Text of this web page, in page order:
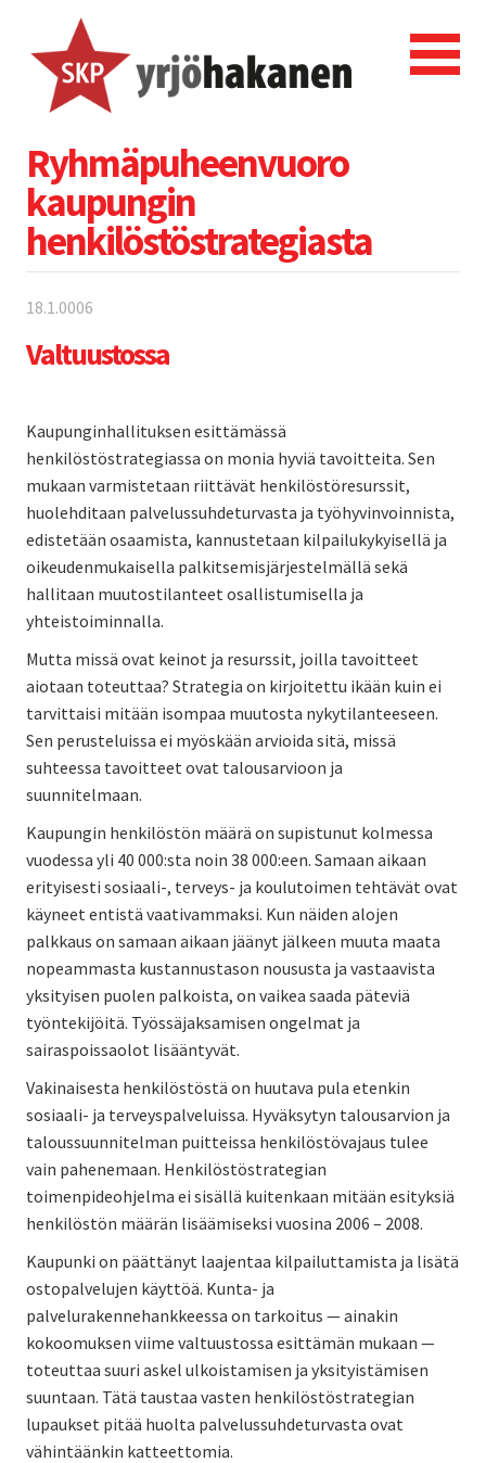
Ryhmäpuheenvuoro
kaupungin
henkilöstöstrategiasta
18.1.0006
Valtuustossa
Kaupunginhallituksen esittämässä
henkilöstöstrategiassa on monia hyviä tavoitteita. Sen
mukaan varmistetaan riittävät henkilöstöresurssit,
huolehditaan palvelussuhdeturvasta ja työhyvinvoinnista,
edistetään osaamista, kannustetaan kilpailukykyisellä ja
oikeudenmukaisella palkitsemisjärjestelmällä sekä
hallitaan muutostilanteet osallistumisella ja
yhteistoiminnalla.
Mutta missä ovat keinot ja resurssit, joilla tavoitteet
aiotaan toteuttaa? Strategia on kirjoitettu ikään kuin ei
tarvittaisi mitään isompaa muutosta nykytilanteeseen.
Sen perusteluissa ei myöskään arvioida sitä, missä
suhteessa tavoitteet ovat talousarvioon ja
suunnitelmaan.
Kaupungin henkilöstön määrä on supistunut kolmessa
vuodessa yli 40 000:sta noin 38 000:een. Samaan aikaan
erityisesti sosiaali-, terveys- ja koulutoimen tehtävät ovat
käyneet entistä vaativammaksi. Kun näiden alojen
palkkaus on samaan aikaan jäänyt jälkeen muuta maata
nopeammasta kustannustason noususta ja vastaavista
yksityisen puolen palkoista, on vaikea saada päteviä
työntekijöitä. Työssäjaksamisen ongelmat ja
sairaspoissaolot lisääntyvät.
Vakinaisesta henkilöstöstä on huutava pula etenkin
sosiaali- ja terveyspalveluissa. Hyväksytyn talousarvion ja
taloussuunnitelman puitteissa henkilöstövajaus tulee
vain pahenemaan. Henkilöstöstrategian
toimenpideohjelma ei sisällä kuitenkaan mitään esityksiä
henkilöstön määrän lisäämiseksi vuosina 2006 – 2008.
Kaupunki on päättänyt laajentaa kilpailuttamista ja lisätä
ostopalvelujen käyttöä. Kunta- ja
palvelurakennehankkeessa on tarkoitus — ainakin
kokoomuksen viime valtuustossa esittämän mukaan —
toteuttaa suuri askel ulkoistamisen ja yksityistämisen
suuntaan. Tätä taustaa vasten henkilöstöstrategian
lupaukset pitää huolta palvelussuhdeturvasta ovat
vähintäänkin katteettomia.